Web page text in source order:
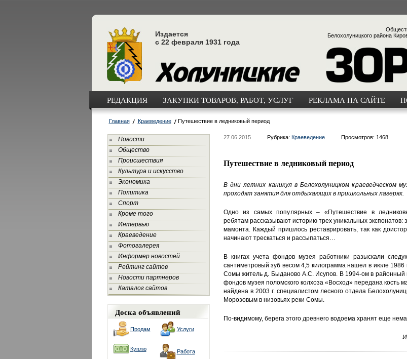
Издается
с 22 февраля 1931 года
Белохолуницкого района
РЕДАКЦИЯ ЗАКУПКИ ТОВАРОВ, РАБОТ, УСЛУГ РЕКЛАМА НА САЙТЕ
Главная Краеведение Путешествие в ледниковый период
Новости
Общество
Происшествия
Культура и искусство
Экономика
Политика
Спорт
Кроме того
Интервью
Краеведение
Фотогалерея
Информер новостей
Рейтинг сайтов
Новости партнеров
Каталог сайтов
Доска объявлений
Продам Услуги
Куплю Работа
27.06.2015 Рубрика: Краеведение Просмотров: 1468
Путешествие в ледниковый период
В дни летних каникул в Белохолуницком краеведческом
проходят занятия для отдыхающих в пришкольных лагерях.
Одно из самых популярных – «Путешествие в
ребятам рассказывают историю трех уникальных экспонатов:
мамонта. Каждый пришлось реставрировать, так как
начинают трескаться и рассыпаться…
В книгах учета фондов музея работники разыскали
сантиметровый зуб весом 4,5 килограмма нашел в июле 1986
Сомы житель д. Быданово А.С. Исупов. В 1994-ом в районный
фондов музея поломского колхоза «Восход» передана кость
найдена в 2003 г. специалистом лесного отдела
Морозовым в низовьях реки Сомы.
По-видимому, берега этого древнего водоема хранят еще